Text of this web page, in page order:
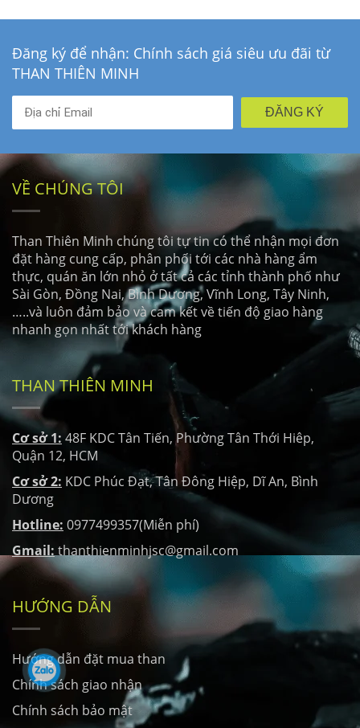
Đăng ký để nhận: Chính sách giá siêu ưu đãi từ
THAN THIÊN MINH
ĐĂNG KÝ
VỀ CHÚNG TÔI
Than Thiên Minh chúng tôi tự tin có thể nhận mọi đơn
đặt hàng cung cấp, phân phối tới các nhà hàng ẩm
thực, quán ăn lớn nhỏ ở tất cả các tỉnh thành phố như
Sài Gòn, Đồng Nai, Bình Dương, Vĩnh Long, Tây Ninh,
…..và luôn đảm bảo và cam kết về tiến độ giao hàng
nhanh gọn nhất tới khách hàng
THAN THIÊN MINH
Cơ sở 1: 48F KDC Tân Tiến, Phường Tân Thới Hiêp,
Quận 12, HCM
Cơ sở 2: KDC Phúc Đạt, Tân Đông Hiệp, Dĩ An, Bình
Dương
Hotline: 0977499357(Miễn phí)
Gmail: thanthienminhjsc@gmail.com
HƯỚNG DẪN
Hướng dẫn đặt mua than
Chính sách giao nhận
Chính sách bảo mật